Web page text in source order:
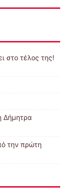
στο τέλος της!
Δήμητρα
την πρώτη